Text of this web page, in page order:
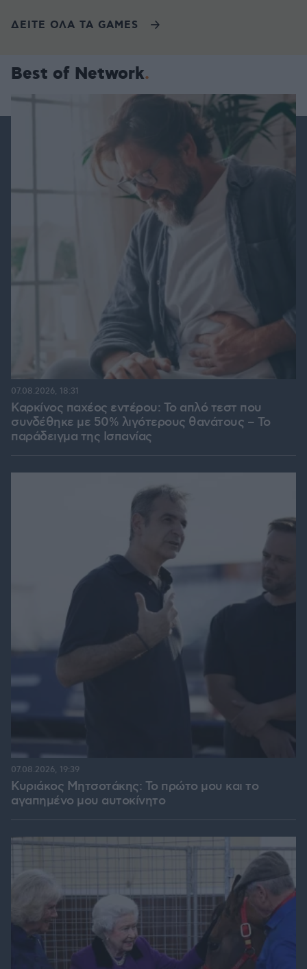
ΔΕΙΤΕ ΟΛΑ ΤΑ GAMES
Best of Network
Καρκίνος παχέος εντέρου: Το απλό τεστ που
συνδέθηκε με 50% λιγότερους θανάτους – Το
παράδειγμα της Ισπανίας
07.08.2026, 18:31
Κυριάκος Μητσοτάκης: Το πρώτο μου και το
αγαπημένο μου αυτοκίνητο
07.08.2026, 19:39